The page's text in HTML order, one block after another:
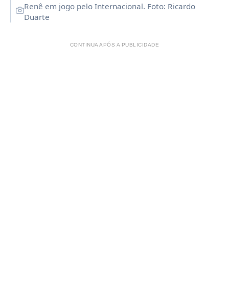
Renê em jogo pelo Internacional. Foto: Ricardo
Duarte
CONTINUA APÓS A PUBLICIDADE